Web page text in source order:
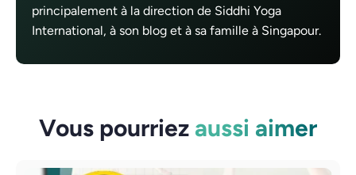
principalement à la direction de Siddhi Yoga
International, à son blog et à sa famille à Singapour.
Vous pourriez aussi aimer